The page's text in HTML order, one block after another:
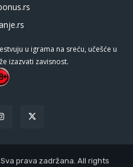
u igrama na sreću, učešće u
izazvati zavisnost.
prava zadržana. All rights